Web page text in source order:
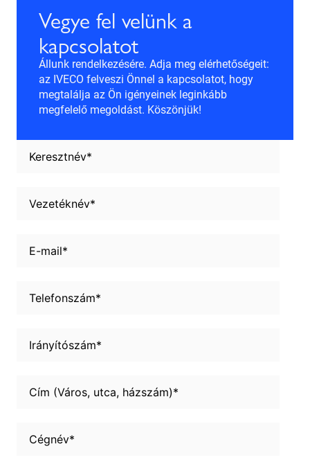
Vegye fel velünk a
kapcsolatot
Állunk rendelkezésére. Adja meg elérhetőségeit:
az IVECO felveszi Önnel a kapcsolatot, hogy
megtalálja az Ön igényeinek leginkább
megfelelő megoldást. Köszönjük!